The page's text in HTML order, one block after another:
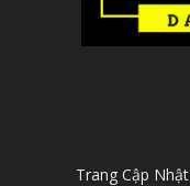
Trang Cập